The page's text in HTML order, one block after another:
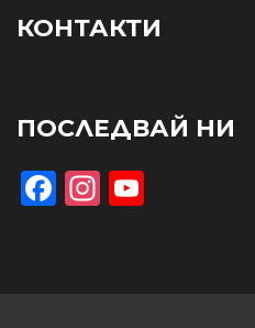
КОНТАКТИ
ПОСЛЕДВАЙ НИ
Facebook
Instagram